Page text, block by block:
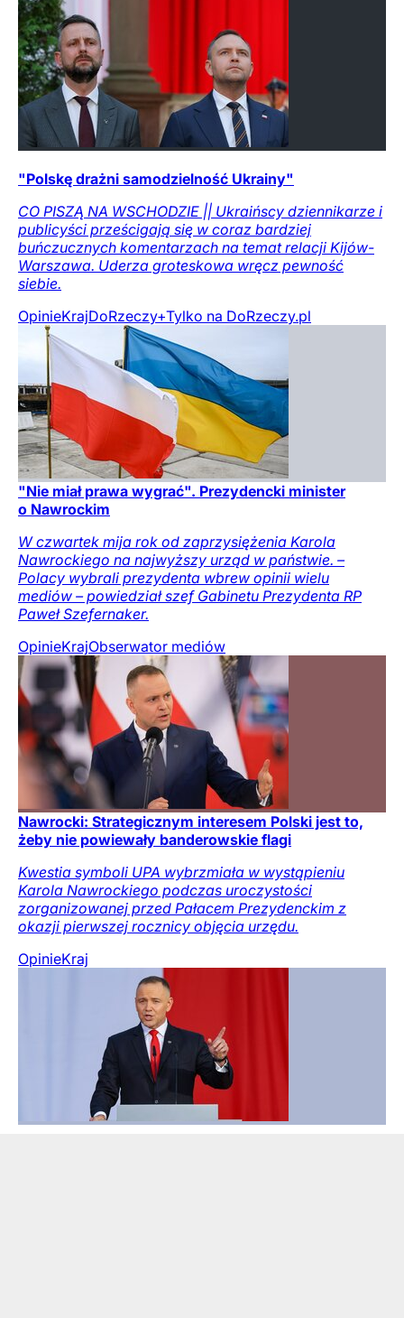
"Polskę drażni samodzielność Ukrainy"
CO PISZĄ NA WSCHODZIE || Ukraińscy dziennikarze i
publicyści prześcigają się w coraz bardziej
buńczucznych komentarzach na temat relacji Kijów-
Warszawa. Uderza groteskowa wręcz pewność
siebie.
OpinieKrajDoRzeczy+Tylko na DoRzeczy.pl
"Nie miał prawa wygrać". Prezydencki minister
o Nawrockim
W czwartek mija rok od zaprzysiężenia Karola
Nawrockiego na najwyższy urząd w państwie. –
Polacy wybrali prezydenta wbrew opinii wielu
mediów – powiedział szef Gabinetu Prezydenta RP
Paweł Szefernaker.
OpinieKrajObserwator mediów
Nawrocki: Strategicznym interesem Polski jest to,
żeby nie powiewały banderowskie flagi
Kwestia symboli UPA wybrzmiała w wystąpieniu
Karola Nawrockiego podczas uroczystości
zorganizowanej przed Pałacem Prezydenckim z
okazji pierwszej rocznicy objęcia urzędu.
OpinieKraj